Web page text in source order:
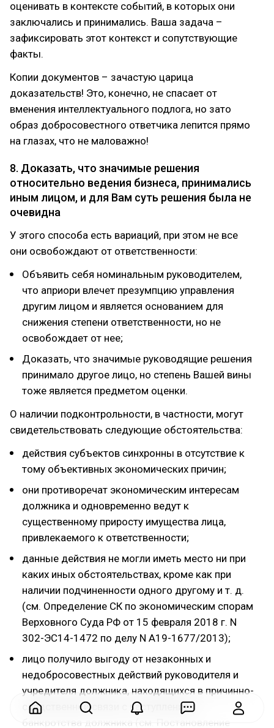
оценивать в контексте событий, в которых они
заключались и принимались. Ваша задача –
зафиксировать этот контекст и сопутствующие
факты.
Копии документов – зачастую царица
доказательств! Это, конечно, не спасает от
вменения интеллектуального подлога, но зато
образ добросовестного ответчика лепится прямо
на глазах, что не маловажно!
8. Доказать, что значимые решения
относительно ведения бизнеса, принимались
иным лицом, и для Вам суть решения была не
очевидна
У этого способа есть вариаций, при этом не все
они освобождают от ответственности:
Объявить себя номинальным руководителем,
что априори влечет презумпцию управления
другим лицом и является основанием для
снижения степени ответственности, но не
освобождает от нее;
Доказать, что значимые руководящие решения
принимало другое лицо, но степень Вашей вины
тоже является предметом оценки.
О наличии подконтрольности, в частности, могут
свидетельствовать следующие обстоятельства:
действия субъектов синхронны в отсутствие к
тому объективных экономических причин;
они противоречат экономическим интересам
должника и одновременно ведут к
существенному приросту имущества лица,
привлекаемого к ответственности;
данные действия не могли иметь место ни при
каких иных обстоятельствах, кроме как при
наличии подчиненности одного другому и т. д.
(см. Определение СК по экономическим спорам
Верховного Суда РФ от 15 февраля 2018 г. N
302-ЭС14-1472 по делу N А19-1677/2013);
лицо получило выгоду от незаконных и
недобросовестных действий руководителя и
учредителя должника, находящихся в причинно-
следственной связи с наступлением
банкротства должника (см. Постановление